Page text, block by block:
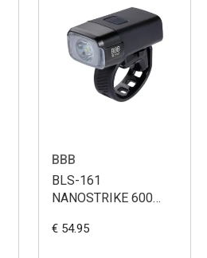
BBB
BLS-161
NANOSTRIKE 600
€ 54.95